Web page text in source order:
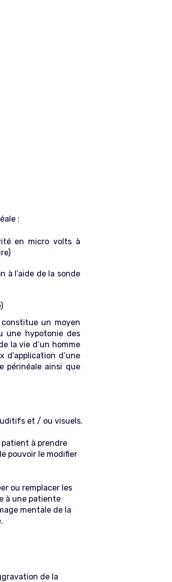
:
en micro volts à
à l’aide de la sonde
un moyen
une hypotonie des
la vie d’un homme
d’une
périnéale ainsi que
et / ou visuels.
patient à prendre
pouvoir le modifier
ou remplacer les
à une patiente
mentale de la
de la